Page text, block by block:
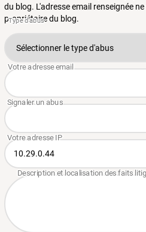
du blog. L'adresse email renseignée
propriétaire du blog.